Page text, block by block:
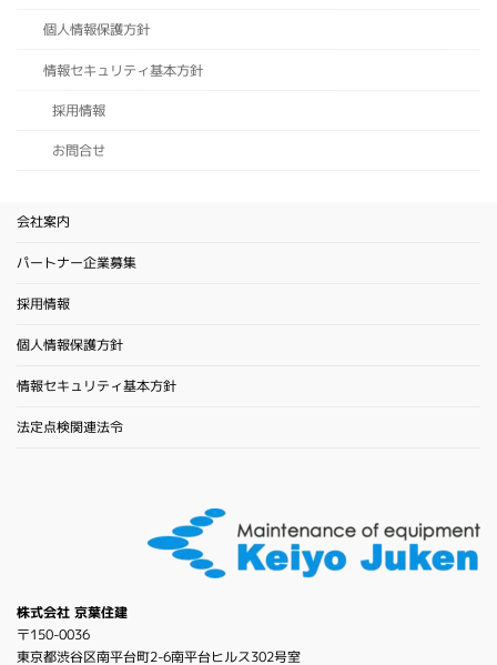
個人情報保護方針
情報セキュリティ基本方針
採用情報
お問合せ
会社案内
パートナー企業募集
採用情報
個人情報保護方針
情報セキュリティ基本方針
法定点検関連法令
株式会社 京葉住建
〒150-0036
東京都渋谷区南平台町2-6南平台ヒルス302号室